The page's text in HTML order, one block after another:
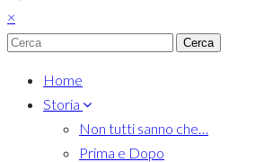
×
Home
Storia
Non tutti sanno che…
Prima e Dopo